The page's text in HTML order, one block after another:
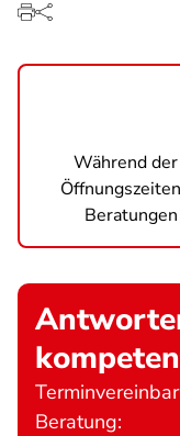
Während
Beratung: